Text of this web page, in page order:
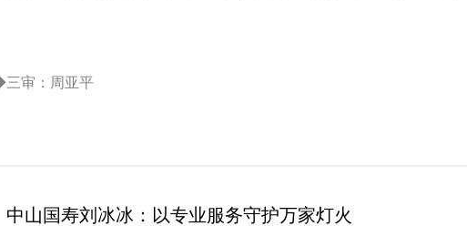
审：周亚平
中山国寿刘冰冰：以专业服务守护万家灯火